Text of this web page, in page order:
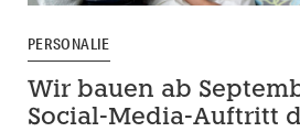
PERSONALIE
Wir bauen ab
Social-Media-Auftritt